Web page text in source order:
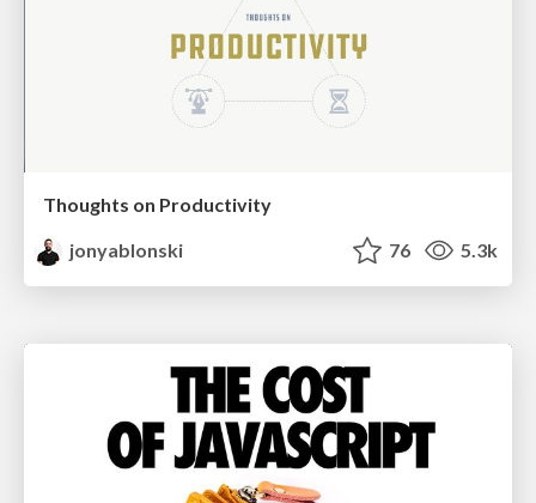
Thoughts on Productivity
jonyablonski
76 5.3k